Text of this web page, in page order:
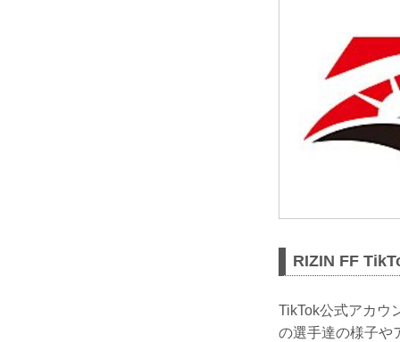
RIZIN FF
TikTok公式アカウ
の選手達の様子や